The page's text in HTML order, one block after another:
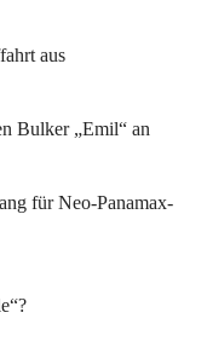
aus
Bulker „Emil“ an
für Neo-Panamax-